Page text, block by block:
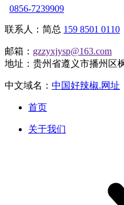
0856-7239909
联系人：简总 159 8501 0110
邮箱： gzzyxjysp@163.com
地址：贵州省遵义市播州区
中文域名： 中国好辣椒.网址
首页
关于我们